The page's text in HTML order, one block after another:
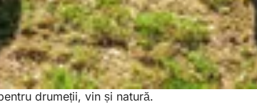
drumeții, vin și natură.